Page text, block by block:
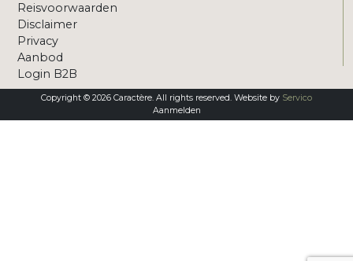
Reisvoorwaarden
Disclaimer
Privacy
Aanbod
Login B2B
Copyright © 2026 Caractère. All rights reserved. Website by Servico
Aanmelden